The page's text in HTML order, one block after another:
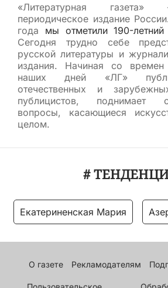
«Литературная
периодическое издание
года мы отметили 190-
Сегодня трудно себе
русской литературы и
издания. Начиная со
наших дней «ЛГ»
отечественных и
публицистов, поднимает
вопросы, касающиеся
целом.
#
Екатериненская Мария
О газете Рекламодателям